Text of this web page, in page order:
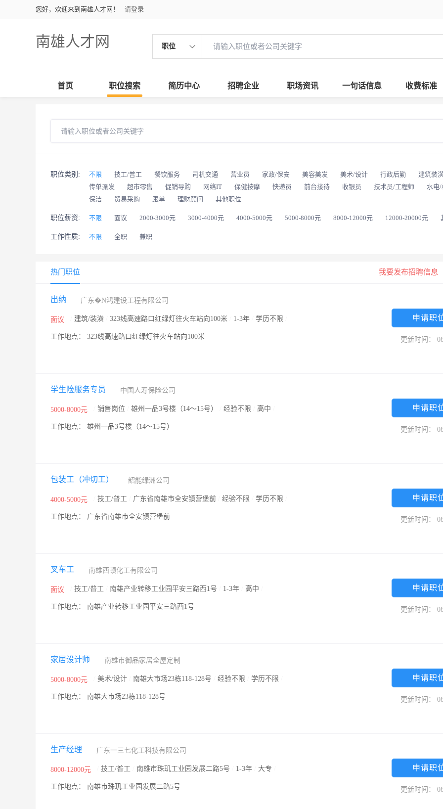
您好，欢迎来到南雄人才网！ 请登录
南雄人才网 职位
首页 职位搜索 简历中心 招聘企业 职场资讯 一句话信息 收费标准
职位类别: 不限 技工/普工 餐饮服务 司机交通 营业员 家政/保安 美容美发 美术/设计 行政后勤 建筑装
传单派发
超市零售 促销导购 网络IT 保健按摩 快递员 前台接待 收银员 技术员/工程师 水电/
保洁
贸易采购 跟单 理财顾问 其他职位
职位薪资: 不限 面议 2000-3000元 3000-4000元 4000-5000元 5000-8000元 8000-12000元 12000-20000元
工作性质: 不限 全职 兼职
热门职位 我要发布招聘信息
出纳 广东�N鸿建设工程有限公司
面议 建筑/装潢 323线高速路口红绿灯往火车站向100米 1-3年 学历不限
工作地点： 323线高速路口红绿灯往火车站向100米
申请职
更新时间：
学生险服务专员 中国人寿保险公司
5000-8000元 销售岗位 雄州一品3号楼（14～15号） 经验不限 高中
工作地点： 雄州一品3号楼（14～15号）
申请职
更新时间：
包装工（冲切工） 韶能绿洲公司
4000-5000元 技工/普工 广东省南雄市全安镇营堡前 经验不限 学历不限
工作地点： 广东省南雄市全安镇营堡前
申请职
更新时间：
叉车工 南雄西顿化工有限公司
面议 技工/普工 南雄产业转移工业园平安三路西1号 1-3年 高中
工作地点： 南雄产业转移工业园平安三路西1号
申请职
更新时间：
家居设计师 南雄市御品家居全屋定制
5000-8000元 美术/设计 南雄大市场23栋118-128号 经验不限 学历不限
工作地点： 南雄大市场23栋118-128号
申请职
更新时间：
生产经理 广东一三七化工科技有限公司
8000-12000元 技工/普工 南雄市珠玑工业园发展二路5号 1-3年 大专
工作地点： 南雄市珠玑工业园发展二路5号
申请职
更新时间：